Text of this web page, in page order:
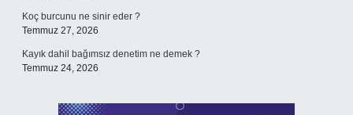
Koç burcunu ne sinir eder ?
Temmuz 27, 2026
Kayık dahil bağımsız denetim ne demek ?
Temmuz 24, 2026